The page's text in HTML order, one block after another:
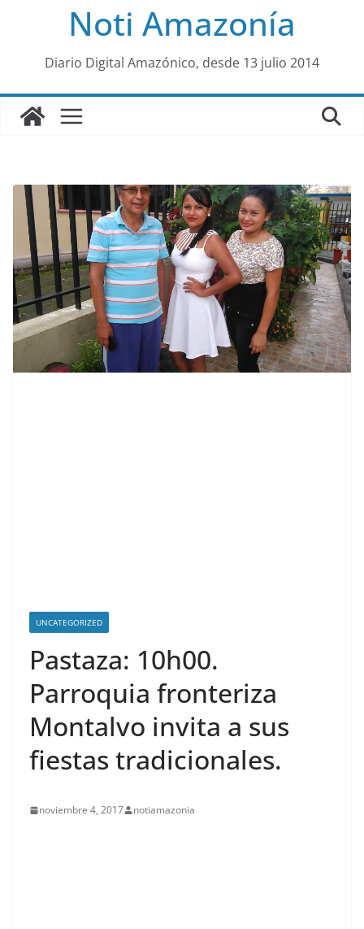
al
Noti Amazonía
Diario Digital Amazónico, desde 13 julio 2014
UNCATEGORIZED
Pastaza: 10h00.
Parroquia fronteriza
Montalvo invita a sus
fiestas tradicionales.
noviembre 4, 2017 notiamazonia